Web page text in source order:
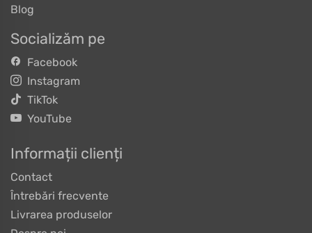
Blog
Socializăm pe
Facebook
Instagram
TikTok
YouTube
Informații clienți
Contact
Întrebări frecvente
Livrarea produselor